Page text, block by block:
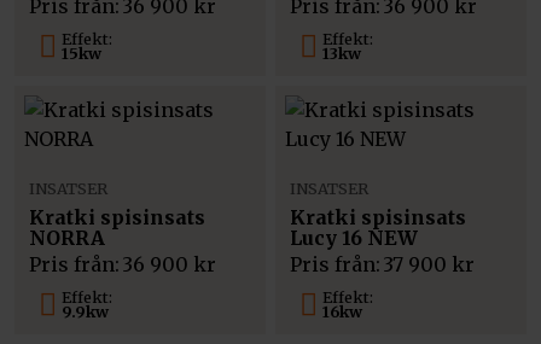
Effekt:
15kw
Pris från: 36 900 kr
Effekt:
13kw
Pris från: 36 900 kr
Effekt:
9.9kw
INSATSER
Kratki spisinsats
NORRA
Pris från: 36 900 kr
Effekt:
16kw
INSATSER
Kratki spisinsats
Lucy 16 NEW
Pris från: 37 900 kr